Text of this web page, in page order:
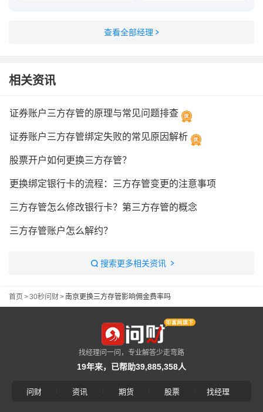
查看全部经理
相关资讯
证券账户三方存管的原理与常见问题排查
证券账户三方存管绑定失败的常见原因解析
股票开户如何更换三方存管？
更换绑定银行卡的流程：三方存管变更的注意事项
三方存管怎么修改银行卡？第三方存管的概念
三方存管账户怎么解约？
搜索更多相关资讯
首页 >30秒问财> 南京更换三方存管影响佣金费率吗
找经理问一问，专业解答少走弯路
19年来，已帮助39,885,358人
问财 资讯 期货 股票 找经理